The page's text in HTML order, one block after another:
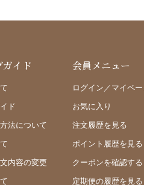
イド
ド
法について
内容の変更
会員メニュー
ログイン／マイペー
お気に入り
注文履歴を見る
ポイント履歴を見る
クーポンを確認する
定期便の履歴を見る